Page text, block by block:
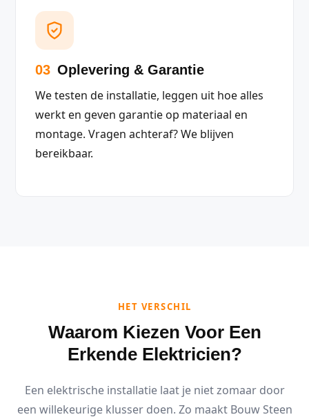
03 Oplevering & Garantie
We testen de installatie, leggen uit hoe alles
werkt en geven garantie op materiaal en
montage. Vragen achteraf? We blijven
bereikbaar.
HET VERSCHIL
Waarom Kiezen Voor Een
Erkende Elektricien?
Een elektrische installatie laat je niet zomaar door
een willekeurige klusser doen. Zo maakt Bouw Steen